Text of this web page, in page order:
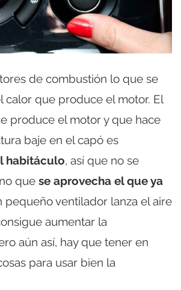
de combustión lo que se
calor que produce el motor. El
produce el motor y que hace
baje en el capó es
habitáculo, así que no se
que se aprovecha el que ya
pequeño ventilador lanza el aire
aumentar la
aún así, hay que tener en
para usar bien la